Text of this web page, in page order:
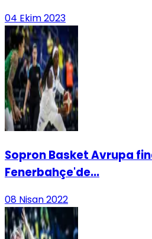
04 Ekim 2023
Sopron Basket Avrupa
Fenerbahçe'de...
08 Nisan 2022